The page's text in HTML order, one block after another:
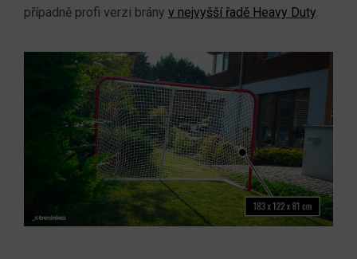
případně profi verzi brány v nejvyšší řadě Heavy Duty.